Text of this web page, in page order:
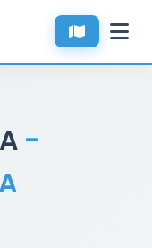
-